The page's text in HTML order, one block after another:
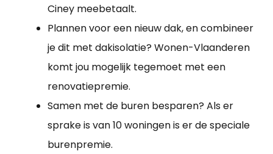
Ciney meebetaalt.
Plannen voor een nieuw dak, en combineer
je dit met dakisolatie? Wonen-Vlaanderen
komt jou mogelijk tegemoet met een
renovatiepremie.
Samen met de buren besparen? Als er
sprake is van 10 woningen is er de speciale
burenpremie.